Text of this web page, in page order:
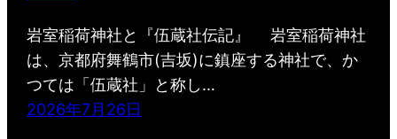
岩室稲荷神社と『伍蔵社伝記』 岩室稲荷神社
は、京都府舞鶴市(吉坂)に鎮座する神社で、か
つては「伍蔵社」と称し…
2026年7月26日